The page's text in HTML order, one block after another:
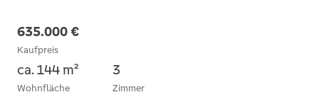
635.000 €
Kaufpreis
ca. 144 m²
Wohnfläche
3
Zimmer